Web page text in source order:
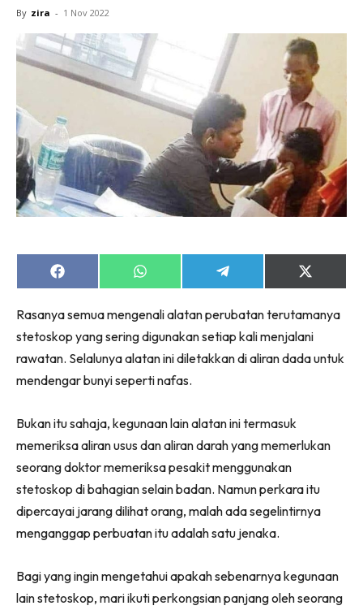
By zira - 1 Nov 2022
Share
on
Share
on
Share
on
Share
on
(Twitter)
Rasanya semua mengenali alatan perubatan terutamanya
stetoskop yang sering digunakan setiap kali menjalani
rawatan. Selalunya alatan ini diletakkan di aliran dada untuk
mendengar bunyi seperti nafas.
Bukan itu sahaja, kegunaan lain alatan ini termasuk
memeriksa aliran usus dan aliran darah yang memerlukan
seorang doktor memeriksa pesakit menggunakan
stetoskop di bahagian selain badan. Namun perkara itu
dipercayai jarang dilihat orang, malah ada segelintirnya
menganggap perbuatan itu adalah satu jenaka.
Bagi yang ingin mengetahui apakah sebenarnya kegunaan
lain stetoskop, mari ikuti perkongsian panjang oleh seorang